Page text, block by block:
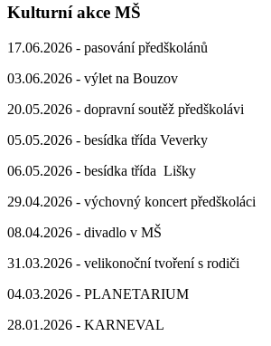
Kulturní akce MŠ
17.06.2026 - pasování předškolánů
03.06.2026 - výlet na Bouzov
20.05.2026 - dopravní soutěž předškolávi
05.05.2026 - besídka třída Veverky
06.05.2026 - besídka třída Lišky
29.04.2026 - výchovný koncert předškoláci
08.04.2026 - divadlo v MŠ
31.03.2026 - velikonoční tvoření s rodiči
04.03.2026 - PLANETARIUM
28.01.2026 - KARNEVAL